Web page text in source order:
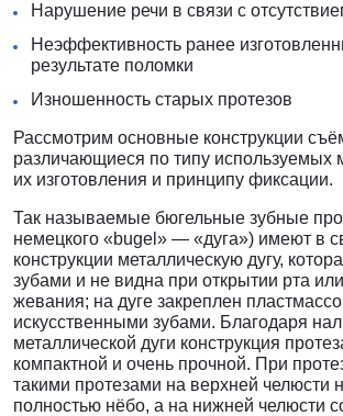
Нарушение речи в связи с
Неэффективность ранее
результате поломки
Изношенность старых протезов
Рассмотрим основные конструкции
различающиеся по типу используемых
их изготовления и принципу фиксации.
Так называемые бюгельные зубные
немецкого «bugel» — «дуга») имеют в
конструкции металлическую дугу,
зубами и не видна при открытии рта
жевания; на дуге закреплен
искусственными зубами. Благодаря
металлической дуги конструкция
компактной и очень прочной. При
такими протезами на верхней челюсти
полностью нёбо, а на нижней челюсти